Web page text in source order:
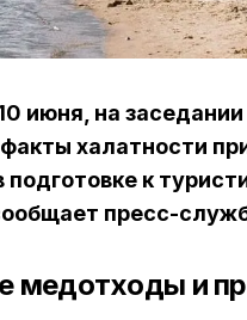
июня, на
халатности
подготовке к
пресс-
медотходы и